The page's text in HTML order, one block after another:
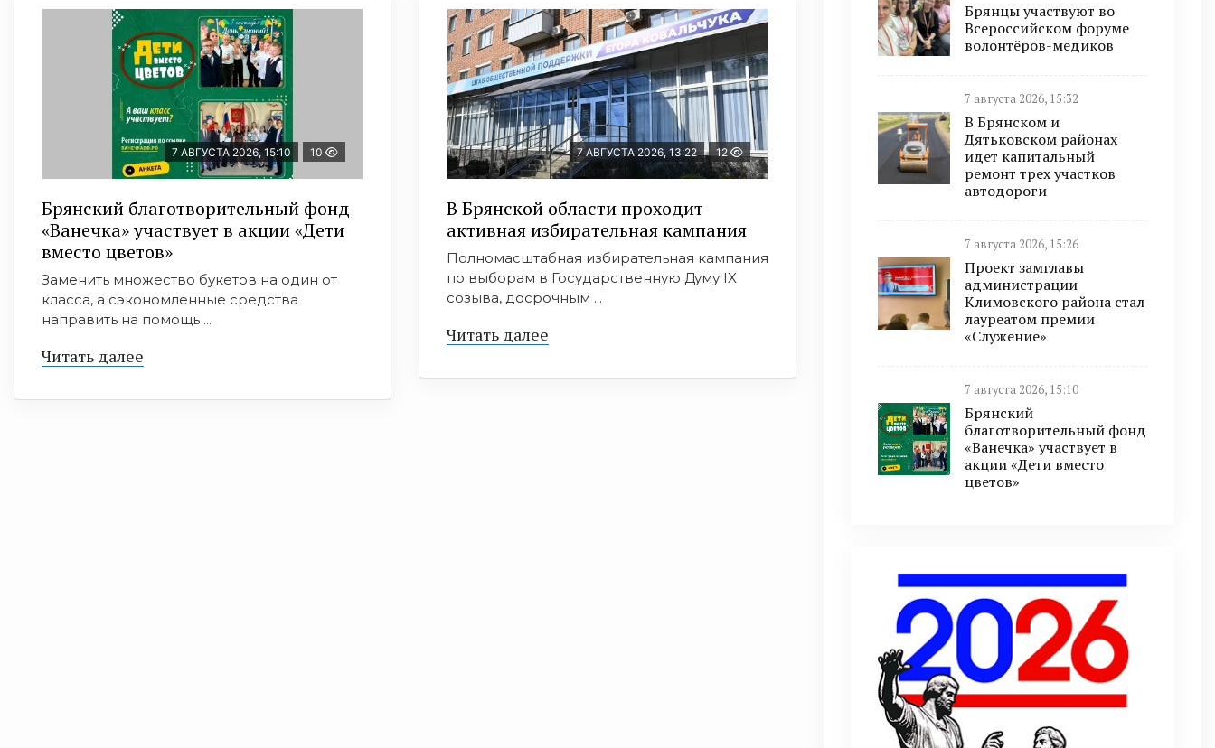
7 АВГУСТА 2026, 15:10 10
Брянский благотворительный фонд
«Ванечка» участвует в акции «Дети
вместо цветов»
Заменить множество букетов на один от
класса, а сэкономленные средства
направить на помощь ...
Читать далее
7 АВГУСТА 2026, 13:22 12
В Брянской области проходит
активная избирательная кампания
Полномасштабная избирательная кампания
по выборам в Государственную Думу IX
созыва, досрочным ...
Читать далее
Брянцы участвуют во
Всероссийском форуме
волонтёров-медиков
7 августа 2026, 15:32
В Брянском и
Дятьковском районах
идет капитальный
ремонт трех участков
автодороги
7 августа 2026, 15:26
Проект замглавы
администрации
Климовского района стал
лауреатом премии
«Служение»
7 августа 2026, 15:10
Брянский
благотворительный фонд
«Ванечка» участвует в
акции «Дети вместо
цветов»